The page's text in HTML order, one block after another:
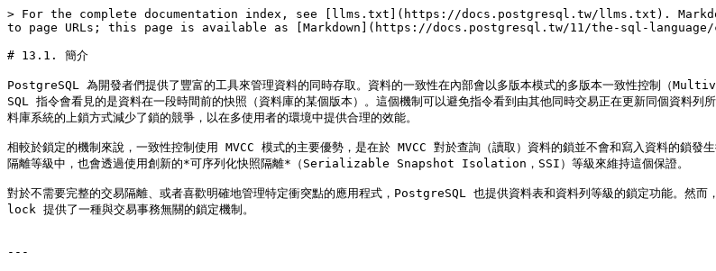
> For the complete documentation index, see [llms.txt](https://docs.postgresql.tw/llms.txt).
to page URLs; this page is available as [Markdown](https://docs.postgresql.tw/11/the-sql-
# 13.1. 簡介
PostgreSQL 為開發者們提供了豐富的工具來管理資料的同時存取。資料的一致性在內部會以多版本模式的多版本一致性控制（
SQL 指令會看見的是資料在一段時間前的快照（資料庫的某個版本）。這個機制可以避免指令看到由其他同時交易正在更新同個資料
料庫系統的上鎖方式減少了鎖的競爭，以在多使用者的環境中提供合理的效能。
相較於鎖定的機制來說，一致性控制使用 MVCC 模式的主要優勢，是在於 MVCC 對於查詢（讀取）資料的鎖並不會和寫入資料的鎖
隔離等級中，也會透過使用創新的*可序列化快照隔離*（Serializable Snapshot Isolation，SSI）等級來維持這個保證。
對於不需要完整的交易隔離、或者喜歡明確地管理特定衝突點的應用程式，PostgreSQL 也提供資料表和資料列等級的鎖定功能。
lock 提供了一種與交易事務無關的鎖定機制。
---